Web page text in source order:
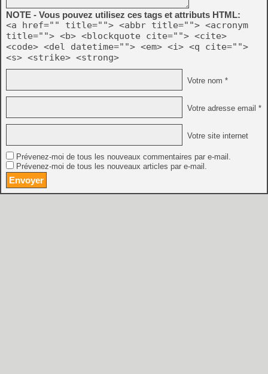
NOTE - Vous pouvez utilisez ces tags et attributs HTML:
<a href="" title=""> <abbr title=""> <acronym
title=""> <b> <blockquote cite=""> <cite>
<code> <del datetime=""> <em> <i> <q cite="">
<s> <strike> <strong>
Votre nom *
Votre adresse email *
Votre site internet
Prévenez-moi de tous les nouveaux commentaires par e-mail.
Prévenez-moi de tous les nouveaux articles par e-mail.